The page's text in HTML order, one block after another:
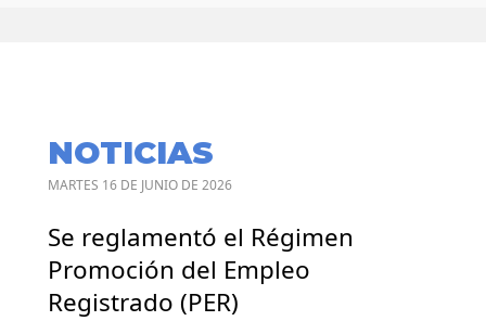
NOTICIAS
MARTES 16 DE JUNIO DE 2026
Se reglamentó el Régimen
Promoción del Empleo
Registrado (PER)